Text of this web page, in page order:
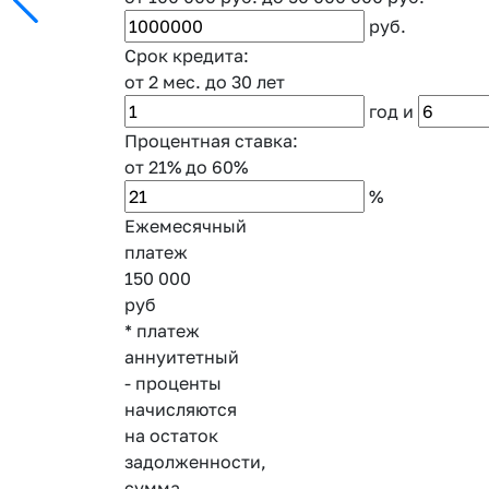
руб.
Срок кредита:
от 2 мес. до 30 лет
год и
Процентная ставка:
от 21% до 60%
%
Ежемесячный
платеж
150 000
руб
* платеж
аннуитетный
- проценты
начисляются
на остаток
задолженности,